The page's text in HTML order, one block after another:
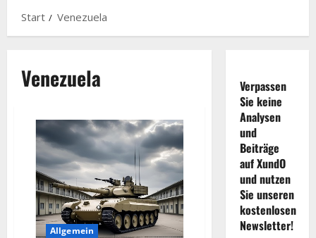
Start Venezuela
Venezuela
Allgemein
Verpassen
Sie keine
Analysen
und
Beiträge
auf XundO
und nutzen
Sie unseren
kostenlosen
Newsletter!